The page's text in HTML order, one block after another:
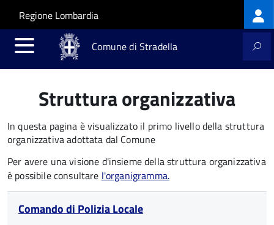
Salta al contenuto principale
Skip to site navigation
Regione Lombardia
Comune di Stradella
Struttura organizzativa
In questa pagina è visualizzato il primo livello della struttura
organizzativa adottata dal Comune
Per avere una visione d'insieme della struttura organizzativa
è possibile consultare l'organigramma.
Comando di Polizia Locale